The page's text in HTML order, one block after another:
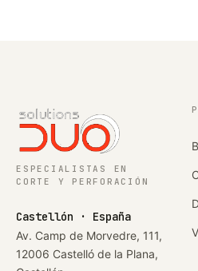
ESPECIALISTAS EN
CORTE Y PERFORACIÓN
Castellón · España
Av. Camp de Morvedre, 111,
12006 Castelló de la Plana,